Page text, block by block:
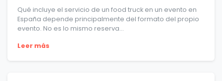
Qué incluye el servicio de un food truck en un evento en
España depende principalmente del formato del propio
evento. No es lo mismo reserva...
Leer más